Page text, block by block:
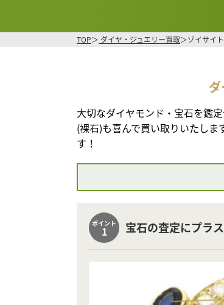
TOP ダイヤ・ジュエリー買取 ゾイサイ
大切なダイヤモンド・宝石を鑑
(裸石)も喜んで買い取りいたし
す！
ポイント
1 宝石の査定にプラ